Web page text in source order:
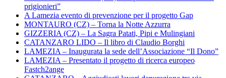
prigionieri”
A Lamezia evento di prevenzione per il progetto Gap
MONTAURO (CZ) – Torna la Notte Azzurra
GIZZERIA (CZ) – La Sagra Patati, Pipi e Mulingiani
CATANZARO LIDO – Il libro di Claudio Borghi
LAMEZIA – Inaugurata la sede dell’Associazione “Il Dono”
LAMEZIA – Presentato il progetto di ricerca europeo
Fastch2ange